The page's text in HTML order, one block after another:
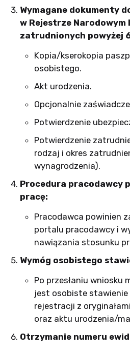
Wymagane dokumenty
w Rejestrze Narodowym
zatrudnionych powyżej
Kopia/kserokopia
osobistego.
Akt urodzenia.
Opcjonalnie
Potwierdzenie
Potwierdzenie
rodzaj i okres
wynagrodzenia).
Procedura pracodawcy
pracę:
Pracodawca powinien
portalu pracodawcy i
nawiązania stosunku
Wymóg osobistego
Po przesłaniu wniosku
jest osobiste stawienie
rejestracji z
oraz aktu urodzenia/
Otrzymanie numeru